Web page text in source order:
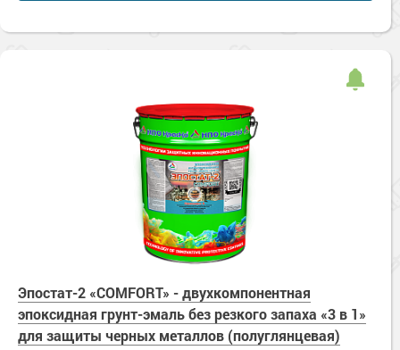
Эпостат-2 «COMFORT» - двухкомпонентная
эпоксидная грунт-эмаль без резкого запаха «3 в 1»
для защиты черных металлов (полуглянцевая)